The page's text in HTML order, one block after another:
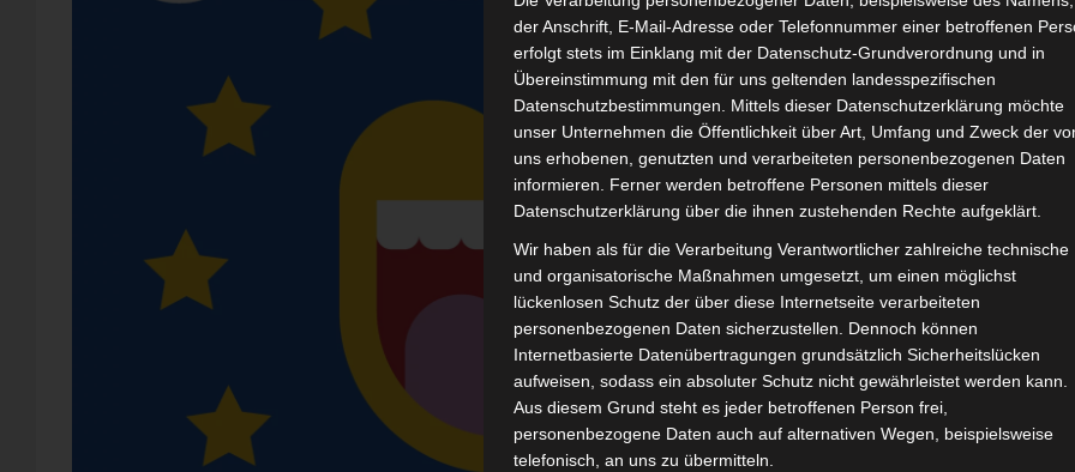
der Anschrift, E-Mail-Adresse oder Telefonnummer einer betroffenen
erfolgt stets im Einklang mit der Datenschutz-Grundverordnung und in
Übereinstimmung mit den für uns geltenden landesspezifischen
Datenschutzbestimmungen. Mittels dieser Datenschutzerklärung möchte
unser Unternehmen die Öffentlichkeit über Art, Umfang und Zweck der
uns erhobenen, genutzten und verarbeiteten personenbezogenen Daten
informieren. Ferner werden betroffene Personen mittels dieser
Datenschutzerklärung über die ihnen zustehenden Rechte aufgeklärt.
Wir haben als für die Verarbeitung Verantwortlicher zahlreiche technische
und organisatorische Maßnahmen umgesetzt, um einen möglichst
lückenlosen Schutz der über diese Internetseite verarbeiteten
personenbezogenen Daten sicherzustellen. Dennoch können
Internetbasierte Datenübertragungen grundsätzlich Sicherheitslücken
aufweisen, sodass ein absoluter Schutz nicht gewährleistet werden kann.
Aus diesem Grund steht es jeder betroffenen Person frei,
personenbezogene Daten auch auf alternativen Wegen, beispielsweise
telefonisch, an uns zu übermitteln.